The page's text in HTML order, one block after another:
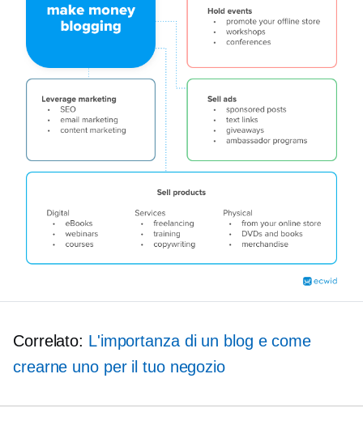
Correlato: L'importanza di un blog e come
crearne uno per il tuo negozio